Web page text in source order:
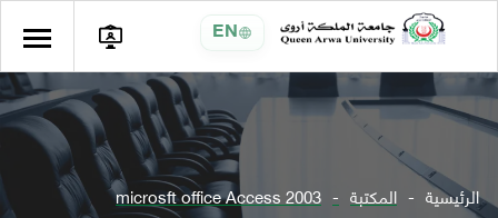
EN
الرئيسية المكتبة microsft office Access 2003